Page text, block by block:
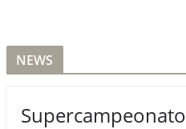
NEWS
Supercampeonato